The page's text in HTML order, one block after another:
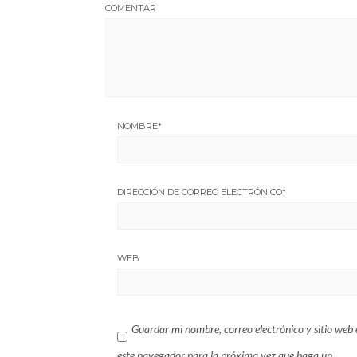
COMENTAR
NOMBRE*
DIRECCIÓN DE CORREO ELECTRÓNICO*
WEB
Guardar mi nombre, correo electrónico y sitio web